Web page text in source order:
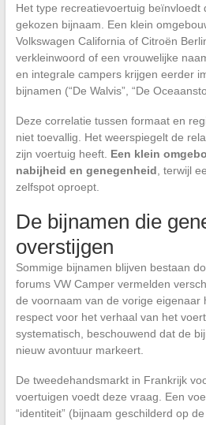
Het type recreatievoertuig beïnvloedt
gekozen bijnaam. Een klein
Volkswagen California of Citroën
verkleinwoord of een vrouwelijke
en integrale campers krijgen eerder
bijnamen (“De Walvis”, “De
Deze correlatie tussen formaat en
niet toevallig. Het weerspiegelt de
zijn voertuig heeft. Een klein
nabijheid en genegenheid , terwijl
zelfspot oproept.
De bijnamen die
overstijgen
Sommige bijnamen blijven bestaan
forums VW Camper vermelden
de voornaam van de vorige eigenaar
respect voor het verhaal van het
systematisch, beschouwend dat de
nieuw avontuur markeert.
De tweedehandsmarkt in Frankrijk
voertuigen voedt deze vraag. Een
“identiteit” (bijnaam geschilderd op de